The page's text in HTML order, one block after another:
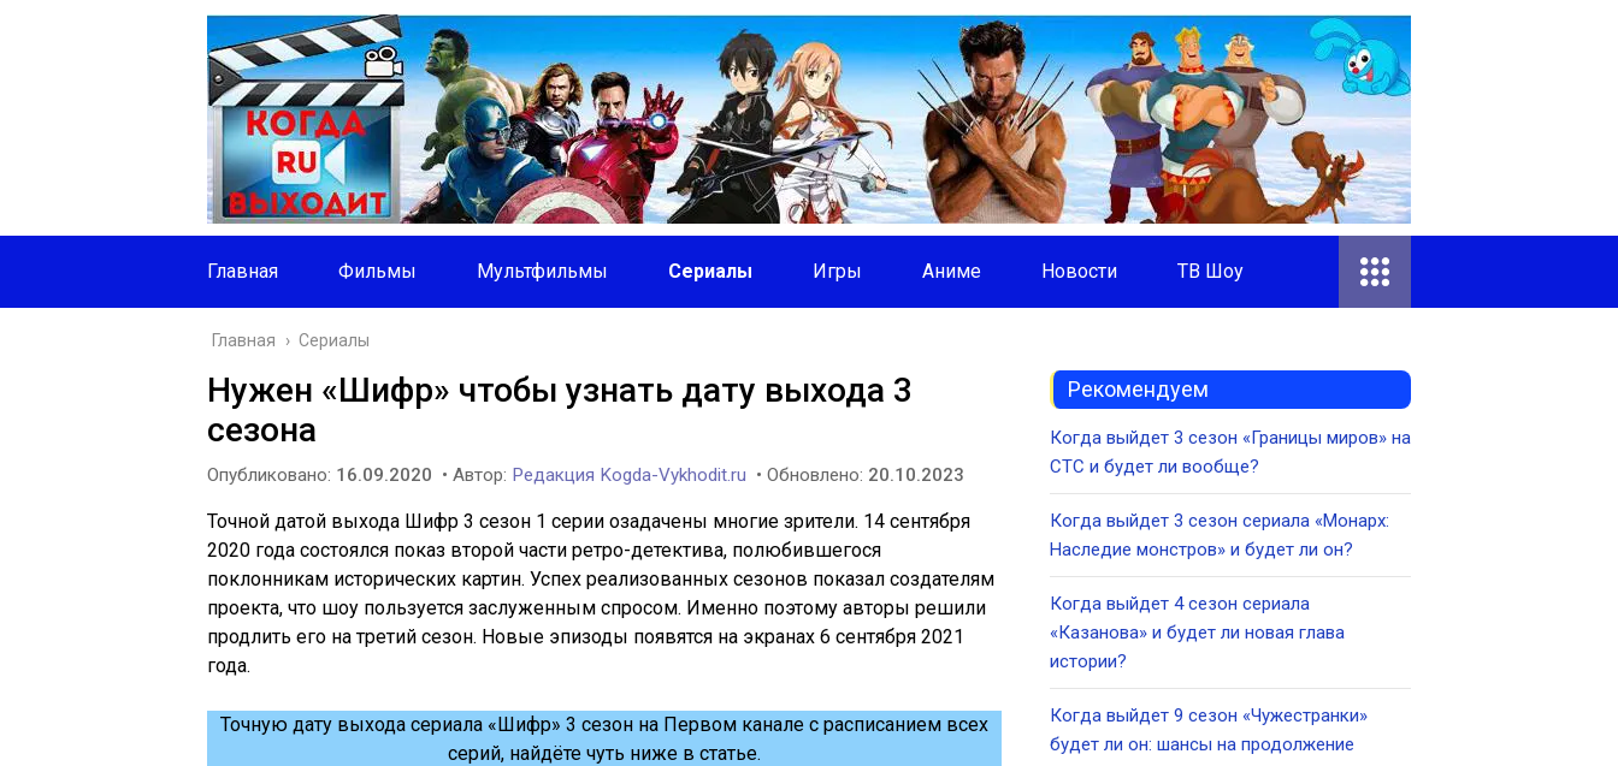
Главная Фильмы Мультфильмы Сериалы Игры Аниме Новости ТВ Шоу
Главная › Сериалы
Нужен «Шифр» чтобы узнать дату выхода 3
сезона
Опубликовано: 16.09.2020 • Автор: Редакция Kogda-Vykhodit.ru • Обновлено: 20.10.2023
Точной датой выхода Шифр 3 сезон 1 серии озадачены многие зрители. 14 сентября
2020 года состоялся показ второй части ретро-детектива, полюбившегося
поклонникам исторических картин. Успех реализованных сезонов показал создателям
проекта, что шоу пользуется заслуженным спросом. Именно поэтому авторы решили
продлить его на третий сезон. Новые эпизоды появятся на экранах 6 сентября 2021
года.
Точную дату выхода сериала «Шифр» 3 сезон на Первом канале с расписанием всех
серий, найдёте чуть ниже в статье.
Рекомендуем
Когда выйдет 3 сезон «Границы миров» на
СТС и будет ли вообще?
Когда выйдет 3 сезон сериала «Монарх:
Наследие монстров» и будет ли он?
Когда выйдет 4 сезон сериала
«Казанова» и будет ли новая глава
истории?
Когда выйдет 9 сезон «Чужестранки»
будет ли он: шансы на продолжение